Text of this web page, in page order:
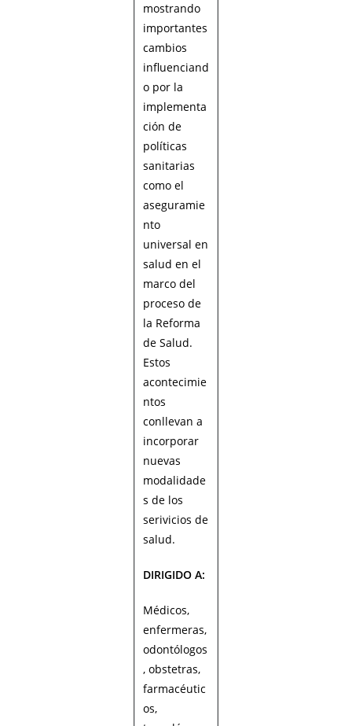
mostrando
importantes
cambios
influenciand
o por la
implementa
ción de
políticas
sanitarias
como el
aseguramie
nto
universal en
salud en el
marco del
proceso de
la Reforma
de Salud.
Estos
acontecimie
ntos
conllevan a
incorporar
nuevas
modalidade
s de los
serivicios de
salud.
DIRIGIDO A:
Médicos,
enfermeras,
odontólogos
, obstetras,
farmacéutic
os,